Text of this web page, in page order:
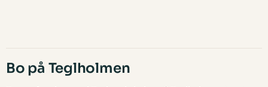
Bo på Teglholmen